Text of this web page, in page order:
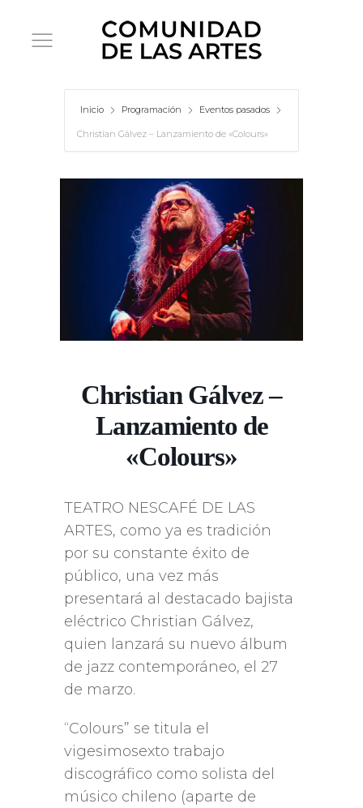
Inicio Programación Eventos pasados
Christian Gálvez – Lanzamiento de «Colours»
Christian Gálvez –
Lanzamiento de
«Colours»
TEATRO NESCAFÉ DE LAS
ARTES, como ya es tradición
por su constante éxito de
público, una vez más
presentará al destacado bajista
eléctrico Christian Gálvez,
quien lanzará su nuevo álbum
de jazz contemporáneo, el 27
de marzo.
“Colours” se titula el
vigesimosexto trabajo
discográfico como solista del
músico chileno (aparte de